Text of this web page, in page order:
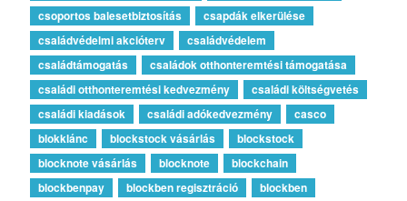
csoportos balesetbiztosítás
csapdák elkerülése
családvédelmi akcióterv
családvédelem
családtámogatás
családok otthonteremtési támogatása
családi otthonteremtési kedvezmény
családi költségvetés
családi kiadások
családi adókedvezmény
casco
blokklánc
blockstock vásárlás
blockstock
blocknote vásárlás
blocknote
blockchain
blockbenpay
blockben regisztráció
blockben